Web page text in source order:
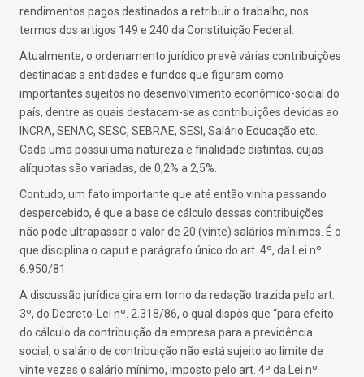
rendimentos pagos destinados a retribuir o trabalho, nos
termos dos artigos 149 e 240 da Constituição Federal.
Atualmente, o ordenamento jurídico prevê várias contribuições
destinadas a entidades e fundos que figuram como
importantes sujeitos no desenvolvimento econômico-social do
país, dentre as quais destacam-se as contribuições devidas ao
INCRA, SENAC, SESC, SEBRAE, SESI, Salário Educação etc.
Cada uma possui uma natureza e finalidade distintas, cujas
alíquotas são variadas, de 0,2% a 2,5%.
Contudo, um fato importante que até então vinha passando
despercebido, é que a base de cálculo dessas contribuições
não pode ultrapassar o valor de 20 (vinte) salários mínimos. É o
que disciplina o caput e parágrafo único do art. 4º, da Lei nº
6.950/81.
A discussão jurídica gira em torno da redação trazida pelo art.
3º, do Decreto-Lei nº. 2.318/86, o qual dispôs que “para efeito
do cálculo da contribuição da empresa para a previdência
social, o salário de contribuição não está sujeito ao limite de
vinte vezes o salário mínimo, imposto pelo art. 4º da Lei nº